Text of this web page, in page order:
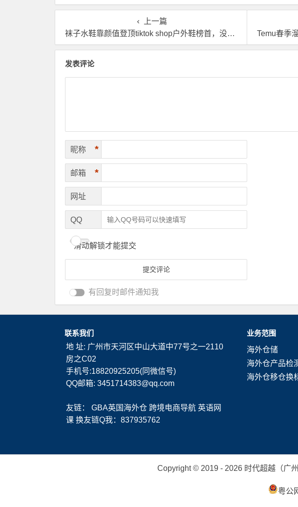
如直接找第三方自营海外
国内还是在海外直接处
理？
藏！
上一篇
袜子水鞋靠颜值登顶tiktok shop户外鞋榜首，没有自营海外仓可怎么行？
Temu春季溜
发表评论
昵称 *
邮箱 *
网址
QQ
滑动解锁才能提交
有回复时邮件通知我
联系我们
地 址: 广州市天河区中山大道中77号之一2110
房之C02
手机号:18820925205(同微信号)
QQ邮箱: 3451714383@qq.com
友链： GBA英国海外仓 跨境电商导航 英语网
课 换友链Q我：837935762
业务范围
海外仓储
海外仓产品检
海外仓移仓换
Copyright © 2019 - 2026 时代超越（广
粤公